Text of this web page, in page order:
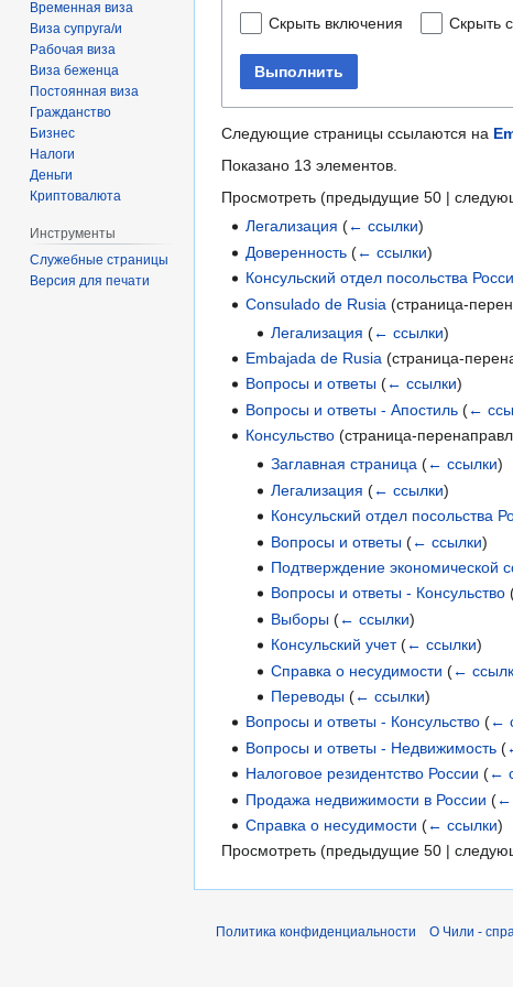
Скрыть включения Скрыть
Выполнить
Следующие страницы ссылаются на
Показано 13 элементов.
Просмотреть (предыдущие 50 |
Легализация (← ссылки)
Доверенность (← ссылки)
Консульский отдел посольства
Consulado de Rusia (страница-
Легализация (← ссылки)
Embajada de Rusia (страница-
Вопросы и ответы (← ссылки)
Вопросы и ответы - Апостиль (←
Консульство (страница-
Заглавная страница (← ссылки)
Легализация (← ссылки)
Консульский отдел посольства
Вопросы и ответы (← ссылки)
Подтверждение экономической
Вопросы и ответы - Консульство
Выборы (← ссылки)
Консульский учет (← ссылки)
Справка о несудимости (←
Переводы (← ссылки)
Вопросы и ответы - Консульство (←
Вопросы и ответы - Недвижимость (
Налоговое резидентство России (←
Продажа недвижимости в России (←
Справка о несудимости (← ссылки)
Просмотреть (предыдущие 50 |
Временная виза
Виза супруга/и
Рабочая виза
Виза беженца
Постоянная виза
Гражданство
Бизнес
Налоги
Деньги
Криптовалюта
Инструменты
Служебные страницы
Версия для печати
Политика конфиденциальности О Чили -